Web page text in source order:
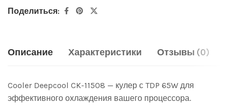
Поделиться:
Описание Характеристики Отзывы (0)
Cooler Deepcool CK-11508 — кулер с TDP 65W для
эффективного охлаждения вашего процессора.